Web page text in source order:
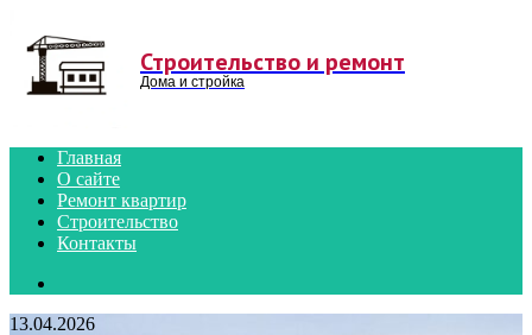
Строительство и ремонт
Дома и стройка
Главная
О сайте
Ремонт квартир
Строительство
Контакты
13.04.2026